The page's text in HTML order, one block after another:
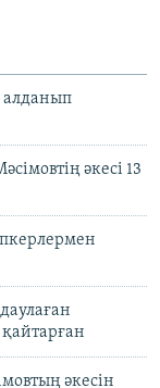
алданып
әкесі 13
қайтарған
әкесін